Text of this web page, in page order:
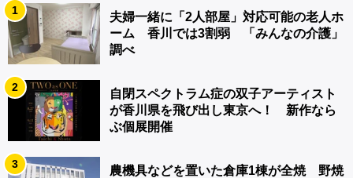
1
夫婦一緒に「2人部屋」対応可能の老人ホ
ーム 香川では3割弱 「みんなの介護」
調べ
2
自閉スペクトラム症の双子アーティスト
が香川県を飛び出し東京へ！ 新作なら
ぶ個展開催
3
農機具などを置いた倉庫1棟が全焼 野焼